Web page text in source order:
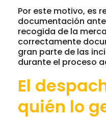
Por este motivo, es
documentación
recogida de la
correctamente
gran parte de las
durante el proceso
El
quién lo